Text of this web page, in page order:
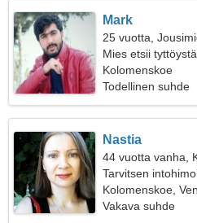
Mark
25 vuotta,
Mies etsii
Kolomenskoe
Todellinen suhde
Nastia
44 vuotta vanha,
Tarvitsen
Kolomenskoe,
Vakava suhde